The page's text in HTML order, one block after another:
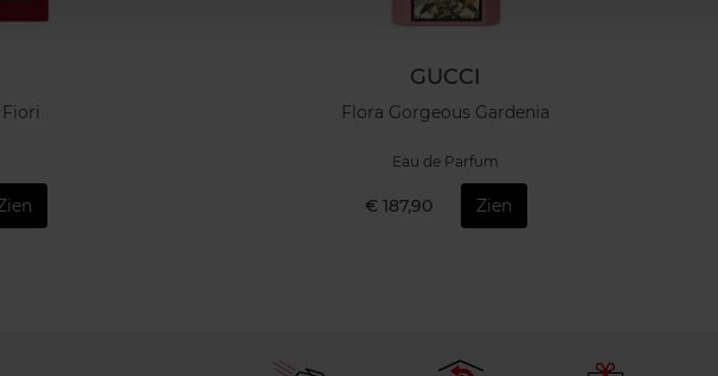
GUCCI
Flora Gorgeous Gardenia
Eau de Parfum
€ 187,90 Zien